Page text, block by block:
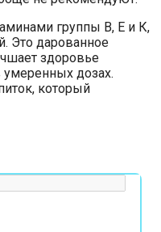
группы В, Е и К,
Это дарованное
здоровье
умеренных дозах.
который